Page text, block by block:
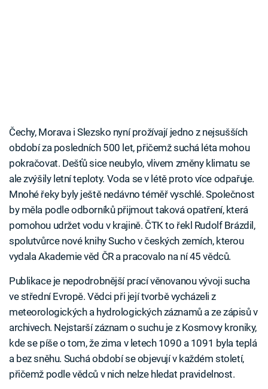
Čechy, Morava i Slezsko nyní prožívají jedno z nejsušších
období za posledních 500 let, přičemž suchá léta mohou
pokračovat. Dešťů sice neubylo, vlivem změny klimatu se
ale zvýšily letní teploty. Voda se v létě proto více odpařuje.
Mnohé řeky byly ještě nedávno téměř vyschlé. Společnost
by měla podle odborníků přijmout taková opatření, která
pomohou udržet vodu v krajině. ČTK to řekl Rudolf Brázdil,
spolutvůrce nové knihy Sucho v českých zemích, kterou
vydala Akademie věd ČR a pracovalo na ní 45 vědců.
Publikace je nepodrobnější prací věnovanou vývoji sucha
ve střední Evropě. Vědci při její tvorbě vycházeli z
meteorologických a hydrologických záznamů a ze zápisů v
archivech. Nejstarší záznam o suchu je z Kosmovy kroniky,
kde se píše o tom, že zima v letech 1090 a 1091 byla teplá
a bez sněhu. Suchá období se objevují v každém století,
přičemž podle vědců v nich nelze hledat pravidelnost.